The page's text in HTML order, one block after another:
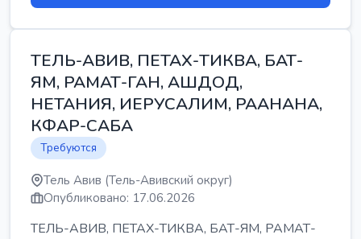
ТЕЛЬ-АВИВ, ПЕТАХ-ТИКВА, БАТ-
ЯМ, РАМАТ-ГАН, АШДОД,
НЕТАНИЯ, ИЕРУСАЛИМ, РААНАНА,
КФАР-САБА
Требуются
Тель Авив (Тель-Авивский округ)
Опубликовано: 17.06.2026
ТЕЛЬ-АВИВ, ПЕТАХ-ТИКВА, БАТ-ЯМ, РАМАТ-